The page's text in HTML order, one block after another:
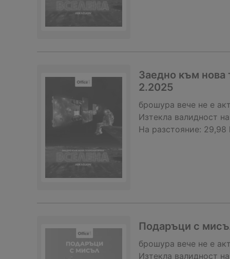
Заедно към нова
2.2025
брошура вече не е
Изтекла валидност
На разстояние: 29,98
Подаръци с
брошура вече не е
Изтекла валидност